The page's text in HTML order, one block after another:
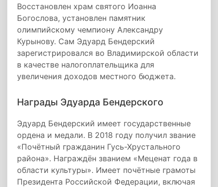
Восстановлен храм святого Иоанна
Богослова, установлен памятник
олимпийскому чемпиону Александру
Курынову. Сам Эдуард Бендерский
зарегистрировался во Владимирской области
в качестве налогоплательщика для
увеличения доходов местного бюджета.
Награды Эдуарда Бендерского
Эдуард Бендерский имеет государственные
ордена и медали. В 2018 году получил звание
«Почётный гражданин Гусь-Хрустального
района». Награждён званием «Меценат года в
области культуры». Имеет почётные грамоты
Президента Российской Федерации, включая